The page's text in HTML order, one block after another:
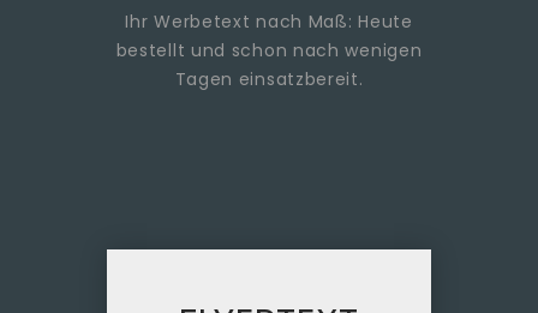
Ihr Werbetext nach Maß: Heute
bestellt und schon nach wenigen
Tagen einsatzbereit.